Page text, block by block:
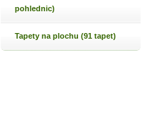
pohlednic)
Tapety na plochu (91 tapet)